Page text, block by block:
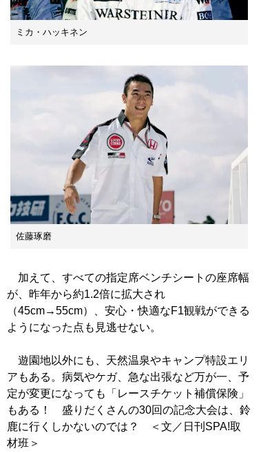
ミカ・ハッキネン
佐藤琢磨
加えて、すべての指定席ベンチシートの座席幅
が、昨年から約1.2倍に拡大され
（45cm→55cm）、安心・快適なF1観戦ができる
ようになった点も見逃せない。
遊園地以外にも、天然温泉やキャンプ特設エリ
アもある。病気やケガ、急な出張など万が一、予
定が変更になっても「レースチケット補償保険」
もある！ 盛りだくさんの30回の記念大会は、鈴
鹿に行くしかないのでは？ ＜文／日刊SPA!取